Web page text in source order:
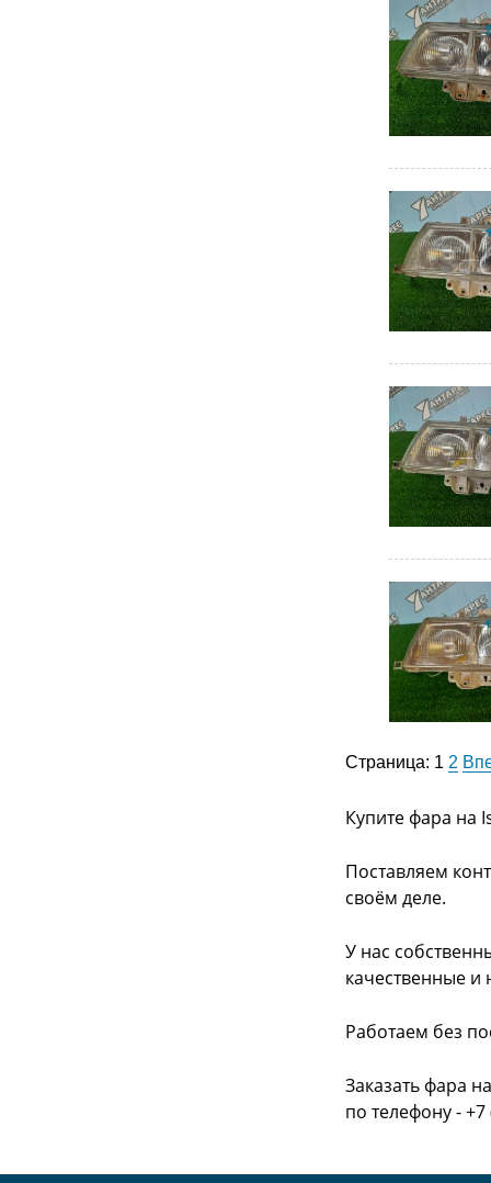
Страница: 1 2
Купите фара на
Поставляем
своём деле.
У нас
качественные и
Работаем без
Заказать фара
по телефону -